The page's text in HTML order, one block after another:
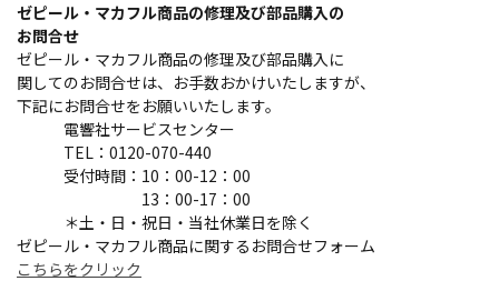
ゼピール・マカフル商品の修理及び部品購入の
お問合せ
ゼピール・マカフル商品の修理及び部品購入に
関してのお問合せは、お手数おかけいたしますが、
下記にお問合せをお願いいたします。
電響社サービスセンター
TEL：0120-070-440
受付時間：10：00-12：00
13：00-17：00
＊土・日・祝日・当社休業日を除く
ゼピール・マカフル商品に関するお問合せフォーム
こちらをクリック